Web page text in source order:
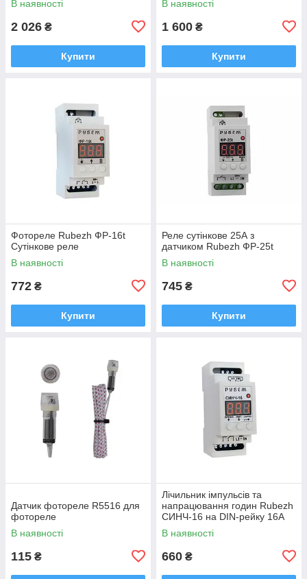
В наявності
2 026 ₴
Купити
В наявності
1 600 ₴
Купити
Фотореле Rubezh ФР-16t
Сутінкове реле
В наявності
772 ₴
Купити
Реле сутінкове 25А з
датчиком Rubezh ФР-25t
В наявності
745 ₴
Купити
Датчик фотореле R5516 для
фотореле
В наявності
115 ₴
Лічильник імпульсів та
напрацювання годин Rubezh
СИНЧ-16 на DIN-рейку 16А
220V
В наявності
660 ₴